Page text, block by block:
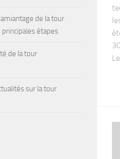
Le...
de la tour
étapes
de la tour
sur la tour